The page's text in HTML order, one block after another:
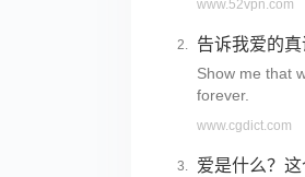
www.52vpn.com
告诉我爱的
Show me that
forever.
www.cgdict.com
爱是什么？